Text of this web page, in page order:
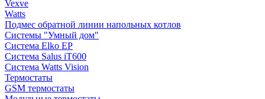
Vexve
Watts
Подмес обратной линии напольных котлов
Системы "Умный дом"
Система Elko EP
Система Salus iT600
Система Watts Vision
Термостаты
GSM термостаты